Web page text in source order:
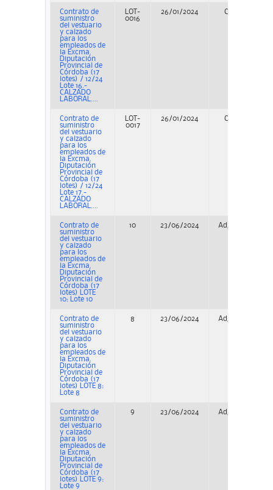
Contrato de
suministro
del vestuario
y calzado
para los
empleados de
la Excma.
Diputación
Provincial de
Córdoba (17
lotes) / 12/24
Lote 16.-
CALZADO
LABORAL....
LOT-
0016
26/01/2024 Concurso
Contrato de
suministro
del vestuario
y calzado
para los
empleados de
la Excma.
Diputación
Provincial de
Córdoba (17
lotes) / 12/24
Lote 17.-
CALZADO
LABORAL....
LOT-
0017
26/01/2024 Concurso
Contrato de
suministro
del vestuario
y calzado
para los
empleados de
la Excma.
Diputación
Provincial de
Córdoba (17
lotes) LOTE
10: Lote 10
10 23/06/2024 Adjudicación
Contrato de
suministro
del vestuario
y calzado
para los
empleados de
la Excma.
Diputación
Provincial de
Córdoba (17
lotes) LOTE 8:
Lote 8
8 23/06/2024 Adjudicación
Contrato de
suministro
del vestuario
y calzado
para los
empleados de
la Excma.
Diputación
Provincial de
Córdoba (17
lotes) LOTE 9:
Lote 9
9 23/06/2024 Adjudicación